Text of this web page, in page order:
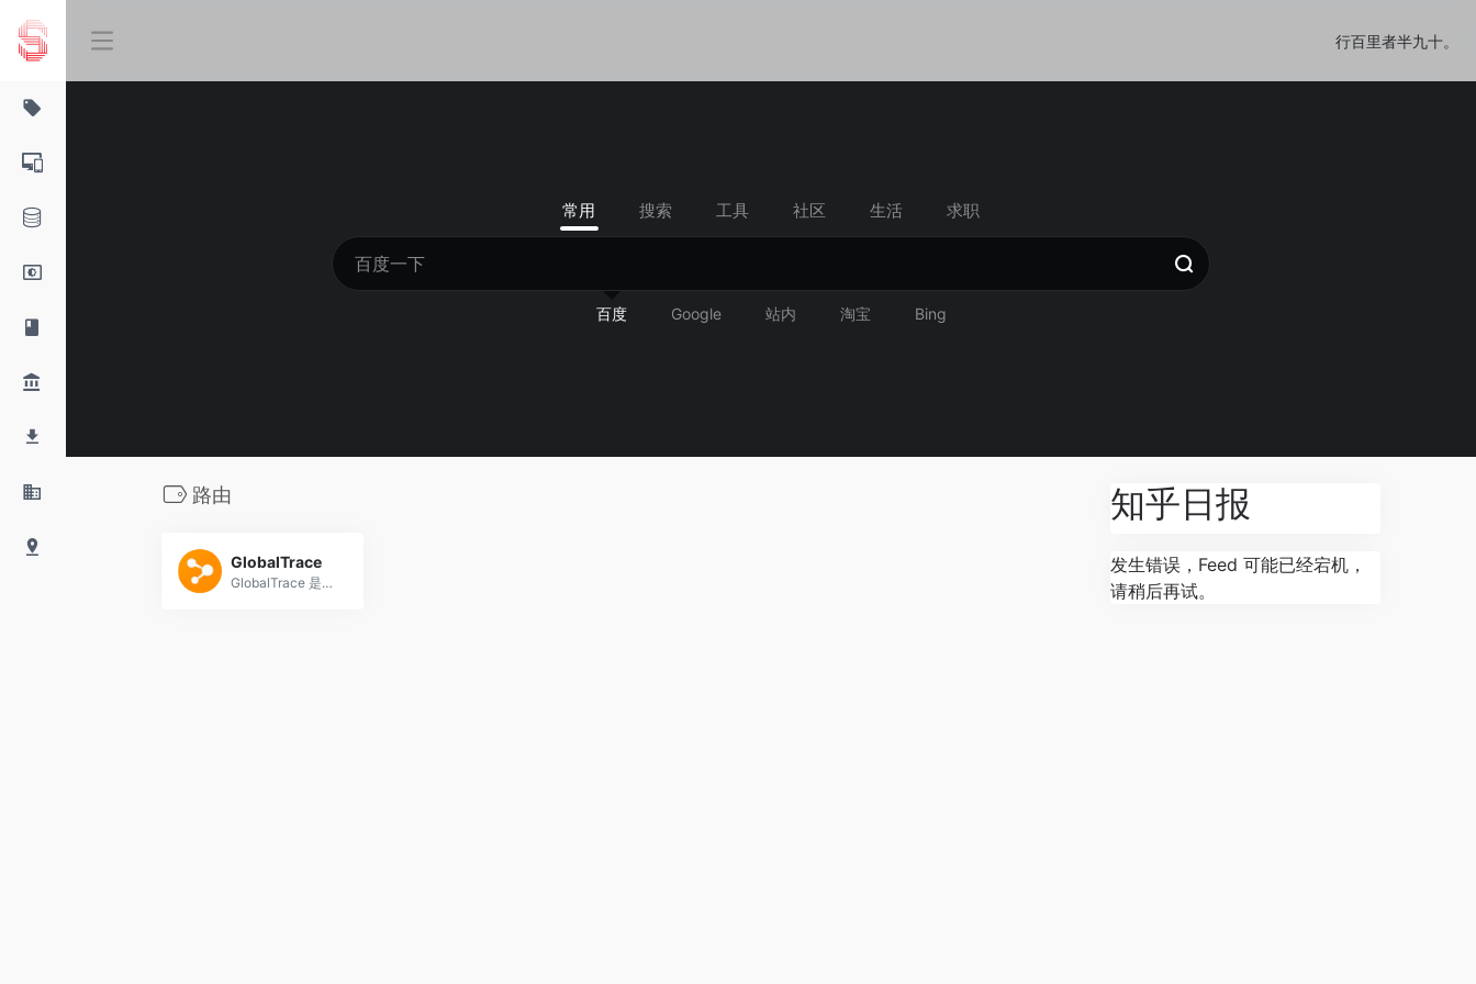
行百里者半九十。
常用 搜索 工具 社区 生活 求职
百度 Google 站内 淘宝 Bing
路由
GlobalTrace
GlobalTrace 是一个 Globalping x NextTrace 的开源项目，借助 Globalping 遍布全球的 Probe 发起路由追踪
知乎日报
发生错误，Feed 可能已经宕机，
请稍后再试。